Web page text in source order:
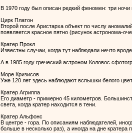
В 1970 году был описан редкий феномен: три
Цирк Платон
Второй после Аристарха объект по числу
появляется красное пятно (рисунок астронома-
Кратер Прокл
Известны случаи, когда тут наблюдали нечто
А в 1985 году греческий астроном Коловос
Море Кризисов
Уже 120 лет здесь наблюдают вспышки белого
Кратер Агриппа
Его диаметр - примерно 45 километров.
света, когда кратер находится в тени.
Кратер Альфонс
В центре - гора. По описаниям наблюдателей,
больше в несколько раз), а иногда на дне